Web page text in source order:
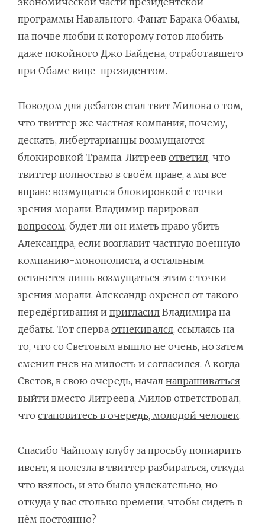
программы Навального. Фанат Барака Обамы,
на почве любви к которому готов любить
даже покойного Джо Байдена, отработавшего
при Обаме вице-президентом.
Поводом для дебатов стал твит Милова о том,
что твиттер же частная компания, почему,
дескать, либертарианцы возмущаются
блокировкой Трампа. Литреев ответил, что
твиттер полностью в своём праве, а мы все
вправе возмущаться блокировкой с точки
зрения морали. Владимир парировал
вопросом, будет ли он иметь право убить
Александра, если возглавит частную военную
компанию-монополиста, а остальным
останется лишь возмущаться этим с точки
зрения морали. Александр охренел от такого
передёргивания и пригласил Владимира на
дебаты. Тот сперва отнекивался, ссылаясь на
то, что со Световым вышло не очень, но затем
сменил гнев на милость и согласился. А когда
Светов, в свою очередь, начал напрашиваться
выйти вместо Литреева, Милов ответствовал,
что становитесь в очередь, молодой человек.
Спасибо Чайному клубу за просьбу попиарить
ивент, я полезла в твиттер разбираться, откуда
что взялось, и это было увлекательно, но
откуда у вас столько времени, чтобы сидеть в
нём постоянно?